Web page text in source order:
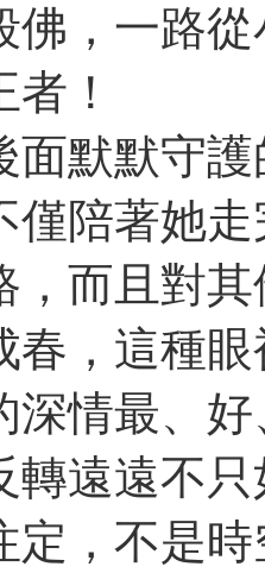
佛，一路從
！
面默默守
僅陪著她走
，而且對
春，這種眼
深情最、
轉遠遠不
定，不是時